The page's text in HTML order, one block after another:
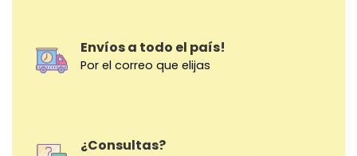
Envíos a todo el país!
Por el correo que elijas
¿Consultas?